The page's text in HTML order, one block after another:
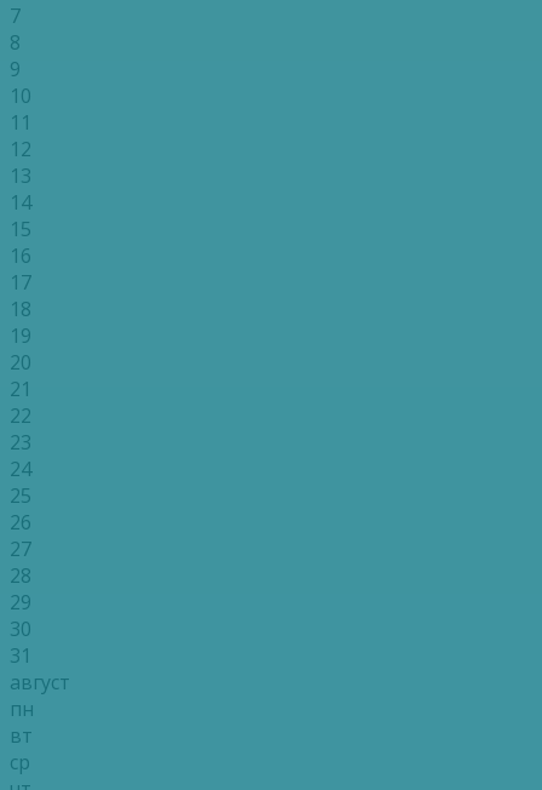
7
8
9
10
11
12
13
14
15
16
17
18
19
20
21
22
23
24
25
26
27
28
29
30
31
август
пн
вт
ср